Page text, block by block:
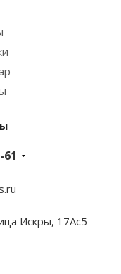
61
Искры, 17Ас5